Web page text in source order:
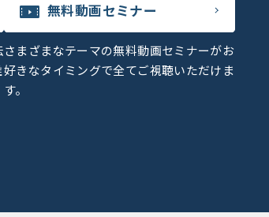
無料動画セミナー
さまざまなテーマの無料動画セミナーがお
好きなタイミングで全てご視聴いただけま
す。